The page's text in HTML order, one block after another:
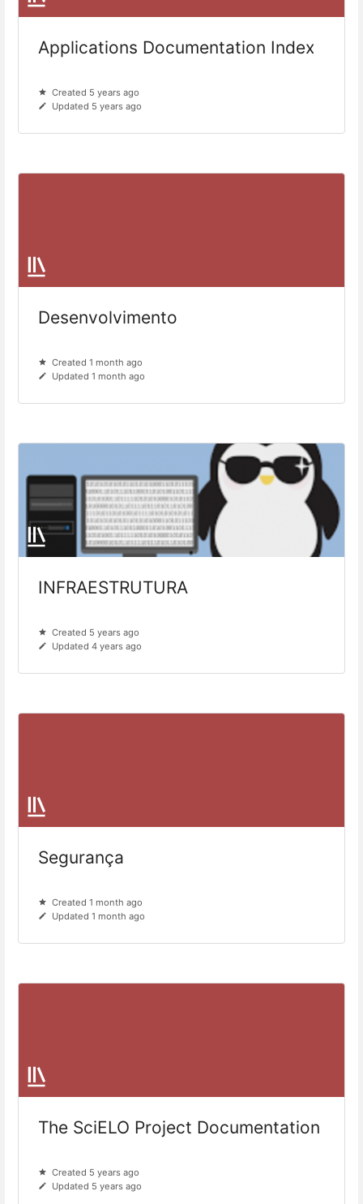
Applications Documentation Index
Created 5 years ago
Updated 5 years ago
Desenvolvimento
Created 1 month ago
Updated 1 month ago
INFRAESTRUTURA
Created 5 years ago
Updated 4 years ago
Segurança
Created 1 month ago
Updated 1 month ago
The SciELO Project Documentation
Created 5 years ago
Updated 5 years ago